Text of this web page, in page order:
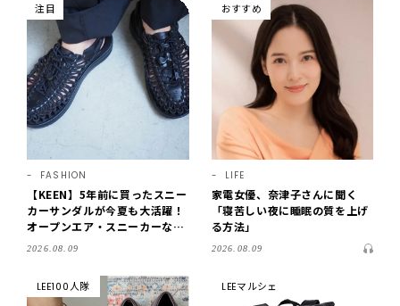
注目
FASHION
【KEEN】5年前に買ったスニー
カーサンダルが今夏も大活躍！
オープンエア・スニーカーなら
涼しくて歩きやすい【LEE編集
2026.08.09
おすすめ
LIFE
家電女優、奈津子さんに聞く
「寝苦しい夜に睡眠の質を上げ
る方法」
2026.08.09
LEE100人隊 LEEマルシェ